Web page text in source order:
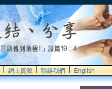
網上資源 聯絡我們 English